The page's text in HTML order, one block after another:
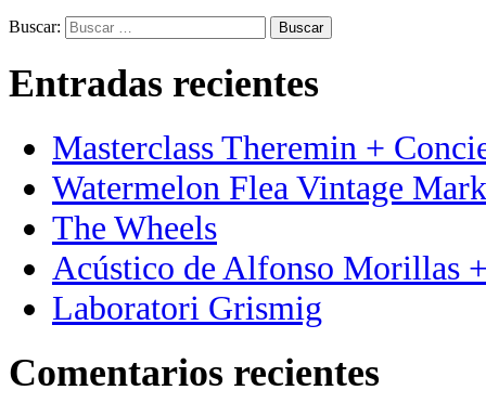
Buscar:
Entradas recientes
Masterclass Theremin +
Watermelon Flea Vintage
The Wheels
Acústico de Alfonso Morillas
Laboratori Grismig
Comentarios recientes